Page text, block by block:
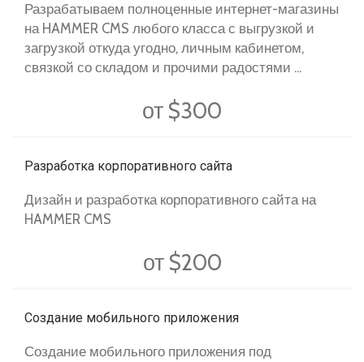
Разрабатываем полноценные интернет-магазины
на HAMMER CMS любого класса с выгрузкой и
загрузкой откуда угодно, личным кабинетом,
связкой со складом и прочими радостями ...
от $300
Разработка корпоративного сайта
Дизайн и разработка корпоративного сайта на
HAMMER CMS
от $200
Создание мобильного приложения
Создание мобильного приложения под